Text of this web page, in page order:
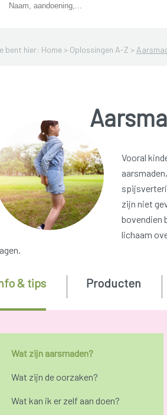
bent hier: Home > Oplossingen A-Z >
Vooral
zijn niet
bovendien
lichaam
Wat zijn aarsmaden?
Wat zijn de oorzaken?
Wat kan ik er zelf aan doen?
& tips Producten